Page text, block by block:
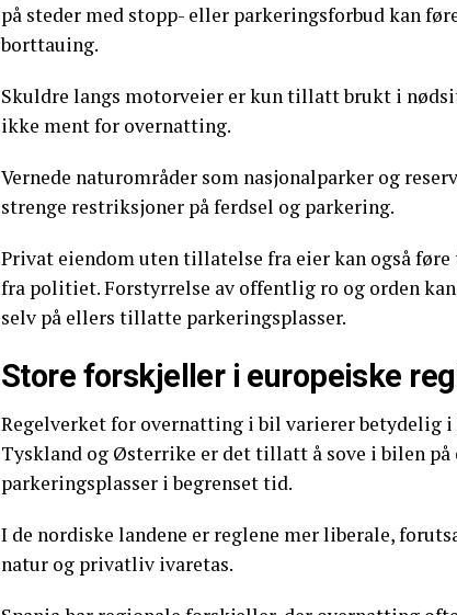
på steder med stopp- eller parkeringsforbud kan
borttauing.
Skuldre langs motorveier er kun tillatt brukt i
ikke ment for overnatting.
Vernede naturområder som nasjonalparker og
strenge restriksjoner på ferdsel og parkering.
Privat eiendom uten tillatelse fra eier kan også
fra politiet. Forstyrrelse av offentlig ro og orden
selv på ellers tillatte parkeringsplasser.
Store forskjeller i europeiske
Regelverket for overnatting i bil varierer betydelig i
Tyskland og Østerrike er det tillatt å sove i bilen
parkeringsplasser i begrenset tid.
I de nordiske landene er reglene mer liberale,
natur og privatliv ivaretas.